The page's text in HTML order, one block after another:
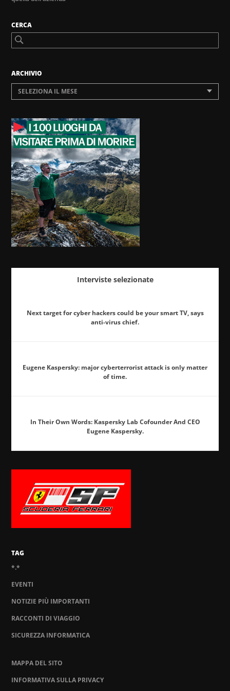
CERCA
ARCHIVIO
SELEZIONA IL MESE
Interviste selezionate
Next target for cyber hackers could be your smart TV, says
anti-virus chief.
Eugene Kaspersky: major cyberterrorist attack is only matter
of time.
In Their Own Words: Kaspersky Lab Cofounder And CEO
Eugene Kaspersky.
TAG
*.*
EVENTI
NOTIZIE PIÙ IMPORTANTI
RACCONTI DI VIAGGIO
SICUREZZA INFORMATICA
MAPPA DEL SITO
INFORMATIVA SULLA PRIVACY